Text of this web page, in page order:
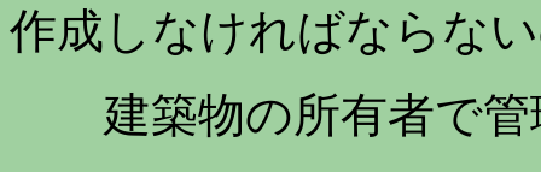
作成しなければならな
建築物の所有者で管